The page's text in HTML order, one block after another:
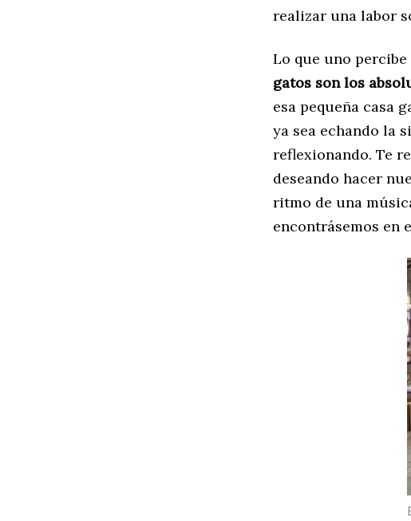
realizar una labor
Lo que uno
gatos son los
esa pequeña casa
ya sea echando la
reflexionando. Te
deseando hacer
ritmo de una
encontrásemos en